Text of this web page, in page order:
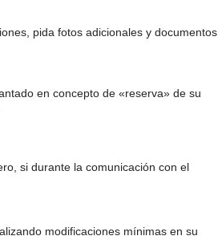
pida fotos adicionales y documentos
en concepto de «reserva» de su
si durante la comunicación con el
modificaciones mínimas en su